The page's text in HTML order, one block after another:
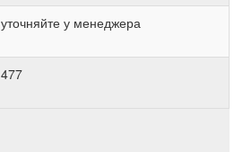
уточняйте у менеджера
477